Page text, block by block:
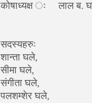
कोषाध्यक्ष ः लाल
सदस्यहरुः
शान्ता
सीमा घले,
संगीता
पलशम्शेर